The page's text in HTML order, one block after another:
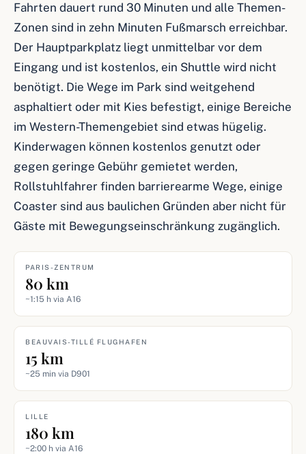
Fahrten dauert rund 30 Minuten und alle Themen-
Zonen sind in zehn Minuten Fußmarsch erreichbar.
Der Hauptparkplatz liegt unmittelbar vor dem
Eingang und ist kostenlos, ein Shuttle wird nicht
benötigt. Die Wege im Park sind weitgehend
asphaltiert oder mit Kies befestigt, einige Bereiche
im Western-Themengebiet sind etwas hügelig.
Kinderwagen können kostenlos genutzt oder
gegen geringe Gebühr gemietet werden,
Rollstuhlfahrer finden barrierearme Wege, einige
Coaster sind aus baulichen Gründen aber nicht für
Gäste mit Bewegungseinschränkung zugänglich.
PARIS-ZENTRUM
80 km
~1:15 h via A16
BEAUVAIS-TILLÉ FLUGHAFEN
15 km
~25 min via D901
LILLE
180 km
~2:00 h via A16